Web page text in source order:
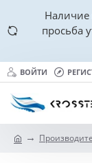
Наличие
просьба
ВОЙТИ